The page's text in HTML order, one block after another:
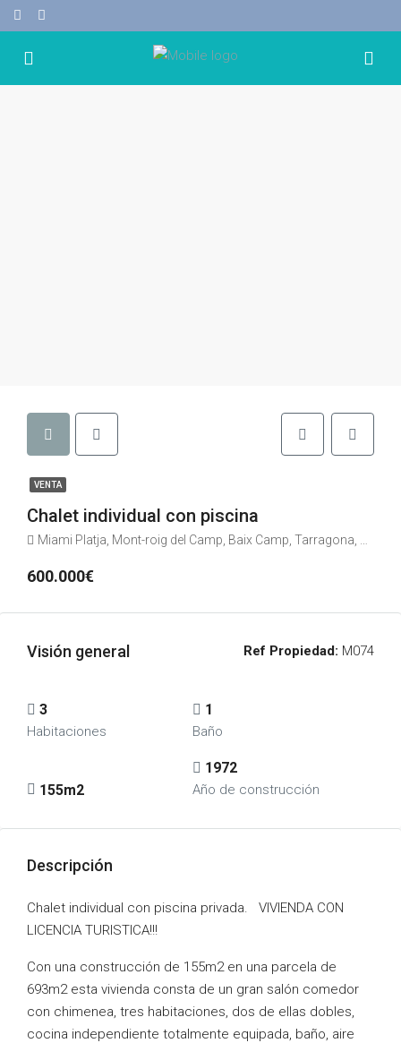
VENTA
Chalet individual con piscina
Miami Platja, Mont-roig del Camp, Baix Camp, Tarragona, Catalunya, 43300, España
600.000€
Visión general Ref Propiedad: M074
3
Habitaciones
1
Baño
155m2
1972
Año de construcción
Descripción
Chalet individual con piscina privada. VIVIENDA CON
LICENCIA TURISTICA!!!
Con una construcción de 155m2 en una parcela de
693m2 esta vivienda consta de un gran salón comedor
con chimenea, tres habitaciones, dos de ellas dobles,
cocina independiente totalmente equipada, baño, aire